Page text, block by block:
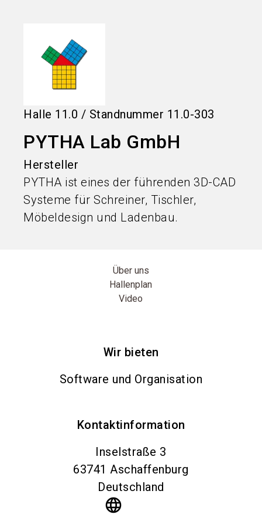
Halle 11.0 / Standnummer 11.0-303
PYTHA Lab GmbH
Hersteller
PYTHA ist eines der führenden 3D-CAD
Systeme für Schreiner, Tischler,
Möbeldesign und Ladenbau.
Über uns
Hallenplan
Video
Wir bieten
Software und Organisation
Kontaktinformation
Inselstraße 3
63741 Aschaffenburg
Deutschland
language